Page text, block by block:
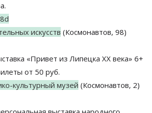
искусств (Космонавтов, 98)
«Привет из Липецка XX века» 6+
от 50 руб.
культурный музей (Космонавтов, 2)